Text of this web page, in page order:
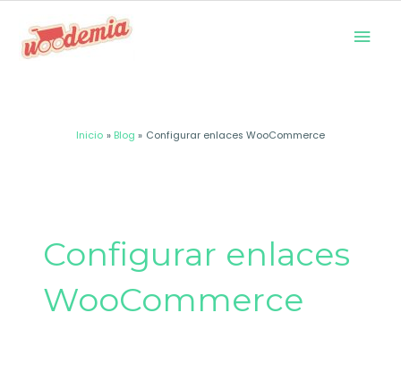
Inicio Blog Configurar enlaces WooCommerce
Configurar enlaces
WooCommerce